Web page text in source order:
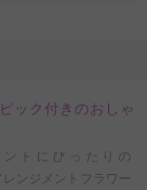
ック付きのおしゃ
トにぴったりの
ンジメントフラワー